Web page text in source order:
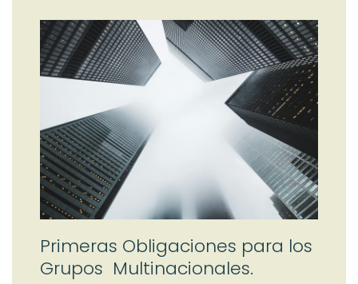
Primeras Obligaciones para los
Grupos Multinacionales.